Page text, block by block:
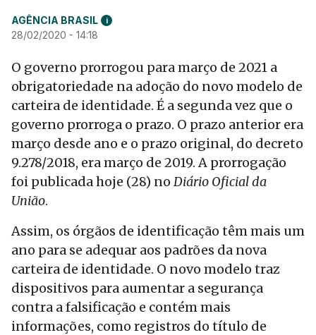
AGÊNCIA BRASIL i
28/02/2020 - 14:18
O governo prorrogou para março de 2021 a
obrigatoriedade na adoção do novo modelo de
carteira de identidade. É a segunda vez que o
governo prorroga o prazo. O prazo anterior era
março desde ano e o prazo original, do decreto
9.278/2018, era março de 2019. A prorrogação
foi publicada hoje (28) no Diário Oficial da
União.
Assim, os órgãos de identificação têm mais um
ano para se adequar aos padrões da nova
carteira de identidade. O novo modelo traz
dispositivos para aumentar a segurança
contra a falsificação e contém mais
informações, como registros do título de